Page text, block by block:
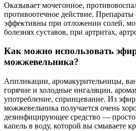
Оказывает мочегонное,
противоотечное действие.
эффективны при отложении солей,
болезнях суставов, при артритах,
Как можно использовать
можжевельника?
Аппликации, аромакурительницы,
горячие и холодные ингаляции,
употребление, спринцевание. Из
можжевельника получается очень
дезинфицирующее средство — просто
капель в воду, которой вы смываете